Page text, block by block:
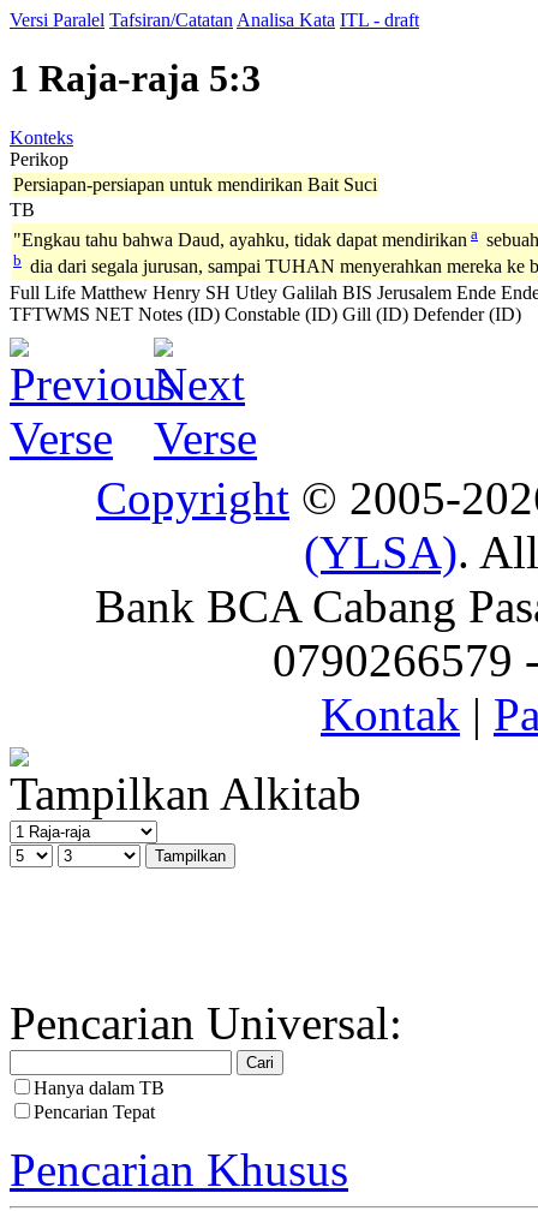
Versi Paralel Tafsiran/Catatan Analisa Kata ITL - draft
1 Raja-raja 5:3
Konteks
Perikop
Persiapan-persiapan untuk mendirikan Bait Suci
TB
"Engkau tahu bahwa Daud, ayahku, tidak dapat mendirikan a
b dia dari segala jurusan, sampai TUHAN menyerahkan mereka ke
Full Life Matthew Henry SH Utley Galilah BIS Jerusalem Ende
TFTWMS NET Notes (ID) Constable (ID) Gill (ID) Defender (ID)
Copyright © 2005-
(YLSA).
Bank BCA Cabang
0790266579
Kontak |
Tampilkan Alkitab
Pencarian Universal:
Hanya dalam TB
Pencarian Tepat
Pencarian Khusus